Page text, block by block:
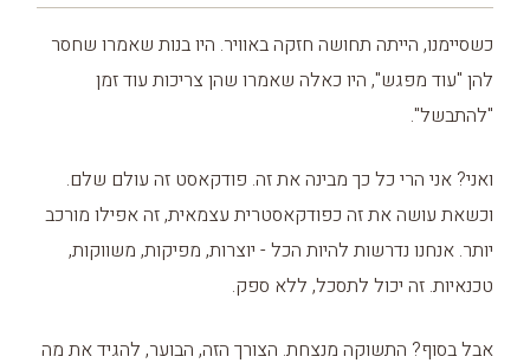
כשסיימנו, הייתה תחושה חזקה באוויר. היו בנות שאמרו שחסר
להן "עוד מפגש", היו כאלה שאמרו שהן צריכות עוד זמן
"להתבשל".
ואני? אני הרי כל כך מבינה את זה. פודקאסט זה עולם שלם.
וכשאת עושה את זה כפודקאסטרית עצמאית, זה אפילו מורכב
יותר. אנחנו נדרשות להיות הכל - יוצרות, מפיקות, משווקות,
טכנאיות. זה יכול לתסכל, ללא ספק.
אבל בסוף? התשוקה מנצחת. הצורך הזה, הבוער, להגיד את מה